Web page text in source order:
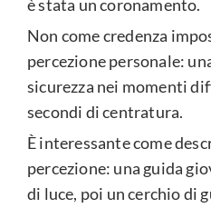
è stata un coronamento.
Non come credenza
percezione personale:
sicurezza nei momenti
secondi di centratura.
È interessante come
percezione: una guida
di luce, poi un cerchio di